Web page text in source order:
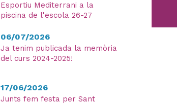
Esportiu Mediterrani a la
piscina de l'escola 26-27
06/07/2026
Ja tenim publicada la memòria
del curs 2024-2025!
17/06/2026
Junts fem festa per Sant